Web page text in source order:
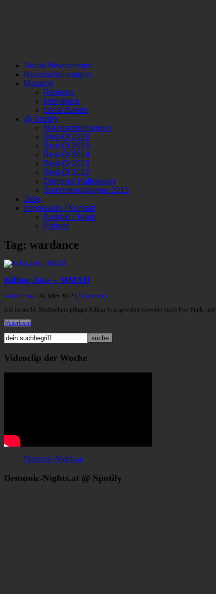
Social Newsstream
Neuerscheinungen
Magazin
Reviews
Interviews
Local Bands
@ Spotify
Neuerscheinungen
Best-Of 2016
Best-Of 2015
Best-Of 2014
Best-Of 2013
Best-Of 2012
Demonic Halloween
Summerpokalypse 2015
Jobs
Impressum / Kontakt
Kontakt / Team
Partner
Tag: wardance
Killing Joke – MMXII
Walter Kraus 29. März 2012
0 Comments
Auf ihrem 14. Studioalbum pflügen Killing Joke gewohnt souverän durch Post Punk-
Weiterlesen
Videoclip der Woche
Demonic-Nights.at
Demonic-Nights.at @ Spotify